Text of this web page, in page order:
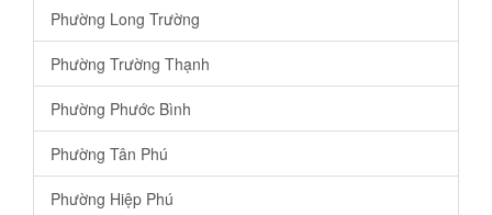
Phường Long Trường
Phường Trường Thạnh
Phường Phước Bình
Phường Tân Phú
Phường Hiệp Phú